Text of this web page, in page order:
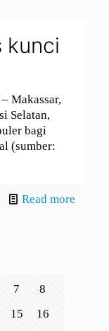
kunci
Makassar,
Selatan,
bagi
(sumber:
Read more
7
8
15
16